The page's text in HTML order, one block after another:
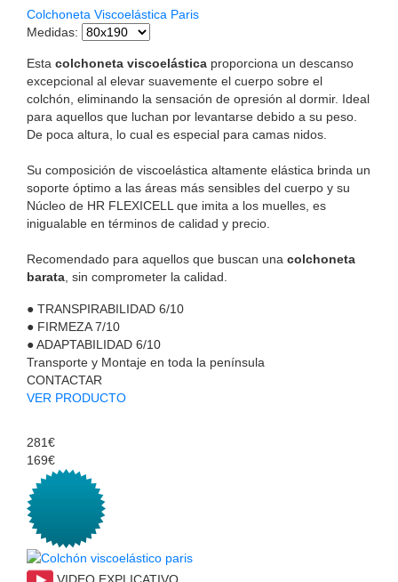
Colchoneta Viscoelástica Paris
Medidas:
Esta colchoneta viscoelástica proporciona un descanso
excepcional al elevar suavemente el cuerpo sobre el
colchón, eliminando la sensación de opresión al dormir. Ideal
para aquellos que luchan por levantarse debido a su peso.
De poca altura, lo cual es especial para camas nidos.
Su composición de viscoelástica altamente elástica brinda un
soporte óptimo a las áreas más sensibles del cuerpo y su
Núcleo de HR FLEXICELL que imita a los muelles, es
inigualable en términos de calidad y precio.
Recomendado para aquellos que buscan una colchoneta
barata , sin comprometer la calidad.
● TRANSPIRABILIDAD 6/10
● FIRMEZA 7/10
●ADAPTABILIDAD 6/10
Transporte y Montaje en toda la península
CONTACTAR
VER PRODUCTO
281€
169€